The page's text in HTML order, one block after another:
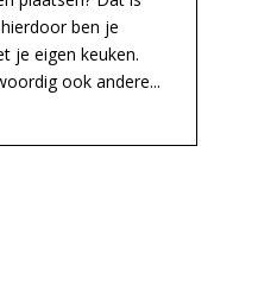
ben je
je eigen keuken.
ook andere...